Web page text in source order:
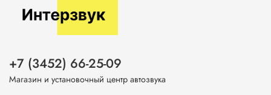
+7 (3452) 66-25-09
Магазин и установочный центр автозвука